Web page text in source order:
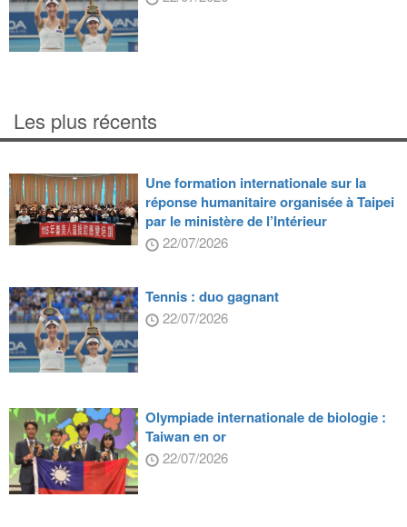
Les plus récents
Une formation internationale sur la
réponse humanitaire organisée à Taipei
par le ministère de l’Intérieur
22/07/2026
Tennis : duo gagnant
22/07/2026
Olympiade internationale de biologie :
Taiwan en or
22/07/2026